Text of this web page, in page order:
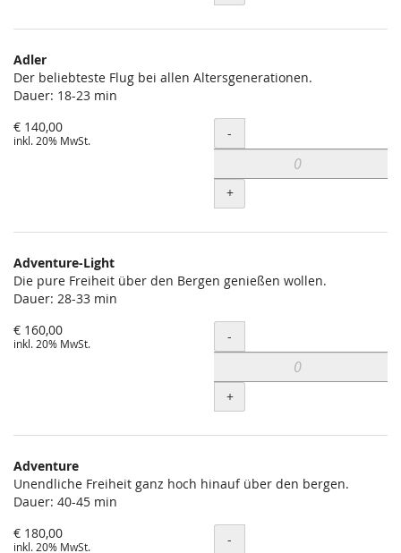
Adler
Der beliebteste Flug bei allen Altersgenerationen.
Dauer: 18-23 min
€ 140,00
inkl. 20% MwSt. Menge
-
+
Adventure-Light
Die pure Freiheit über den Bergen genießen wollen.
Dauer: 28-33 min
€ 160,00
inkl. 20% MwSt. Menge
-
+
Adventure
Unendliche Freiheit ganz hoch hinauf über den bergen.
Dauer: 40-45 min
€ 180,00
inkl. 20% MwSt. Menge
-